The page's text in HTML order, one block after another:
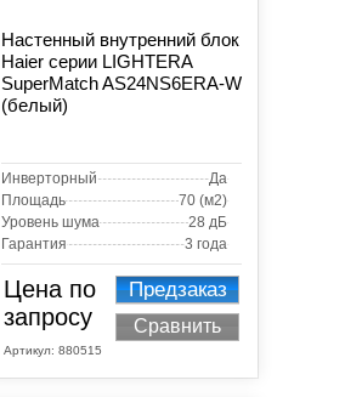
Настенный внутренний блок
Haier серии LIGHTERA
SuperMatch AS24NS6ERA-W
(белый)
Инверторный
Да
Площадь
70 (м2)
Уровень шума
28 дБ
Гарантия
3 года
Цена по
запросу
Артикул: 880515
Предзаказ
Сравнить